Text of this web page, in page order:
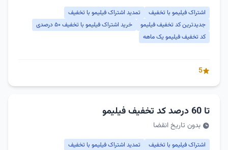
اشتراک فیلیمو با تخفیف
تمدید اشتراک فیلیمو با تخفیف
جدیدترین کد تخفیف فیلیمو
خرید اشتراک فیلیمو با تخفیف ۵۰ درصدی
کد تخفیف فیلیمو یک ماهه
5
تا 60 درصد کد تخفیف فیلیمو
بدون تاریخ انقضا
اشتراک فیلیمو با تخفیف
تمدید اشتراک فیلیمو با تخفیف